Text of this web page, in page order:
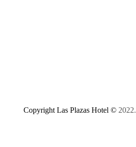
Copyright Las Plazas Hotel © 2022.